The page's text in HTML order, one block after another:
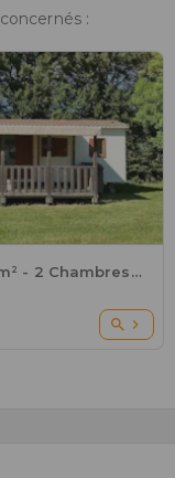
:
CHALET - 26 m² - 2 Chambres - 4/5 pers